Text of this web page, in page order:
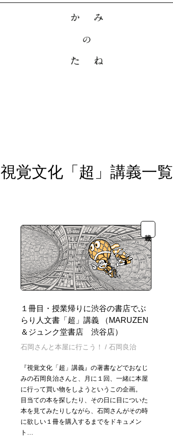
視覚文化「超」講義一覧
１冊目・授業帰りに渋谷の書店でぶ
らり人文書「超」講義 （MARUZEN
＆ジュンク堂書店 渋谷店）
石岡さんと本屋に行こう！ / 石岡良治
『視覚文化「超」講義』の著書などでおなじ
みの石岡良治さんと、月に１回、一緒に本屋
に行って買い物をしようというこの企画。
目当ての本を探したり、その日に目についた
本を見てみたりしながら、石岡さんがその時
に欲しい１冊を購入するまでをドキュメン
ト…